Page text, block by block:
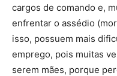
cargos de comando e,
enfrentar o assédio
isso, possuem mais
emprego, pois muitas
serem mães, porque